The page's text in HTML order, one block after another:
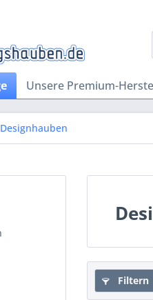
Unsere Premium-
Designhauben
Filtern